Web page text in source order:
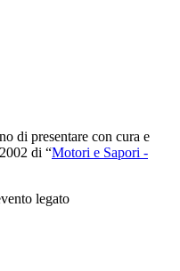
di presentare con cura e
di “Motori e Sapori -
legato